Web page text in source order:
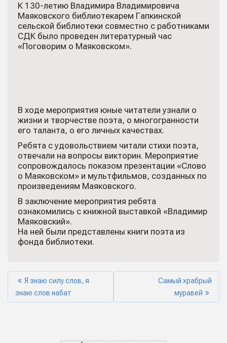
К 130-летию Владимира Владимировича
Маяковского библиотекарем Гапкинской
сельской библиотеки совместно с работниками
СДК было проведен литературный час
«Поговорим о Маяковском».
В ходе мероприятия юные читатели узнали о
жизни и творчестве поэта, о многогранности
его таланта, о его личных качествах.
Ребята с удовольствием читали стихи поэта,
отвечали на вопросы викторин. Мероприятие
сопровождалось показом презентации «Слово
о Маяковском» и мультфильмов, созданных по
произведениям Маяковского.
В заключение мероприятия ребята
ознакомились с книжной выставкой «Владимир
Маяковский».
На ней были представлены книги поэта из
фонда библиотеки.
Я знаю силу слов, я
знаю слов набат
Самый храбрый
муравей